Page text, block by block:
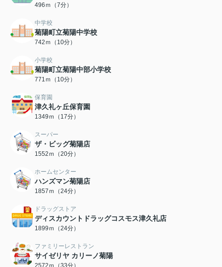
496ｍ（7分）
中学校
菊陽町立菊陽中学校
742ｍ（10分）
小学校
菊陽町立菊陽中部小学校
771ｍ（10分）
保育園
津久礼ヶ丘保育園
1349ｍ（17分）
スーパー
ザ・ビッグ菊陽店
1552ｍ（20分）
ホームセンター
ハンズマン菊陽店
1857ｍ（24分）
ドラッグストア
ディスカウントドラッグコスモス津久礼店
1899ｍ（24分）
ファミリーレストラン
サイゼリヤ カリーノ菊陽